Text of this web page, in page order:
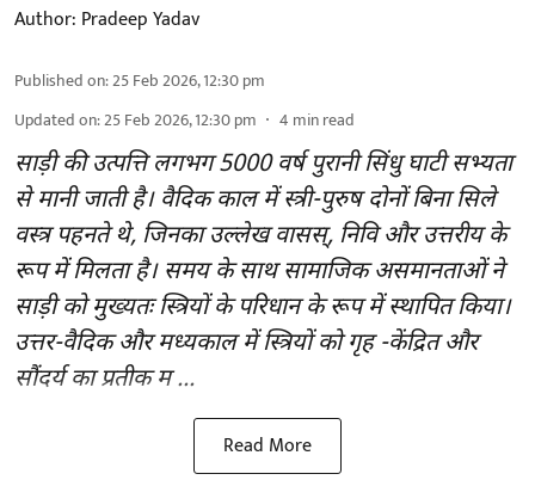
Author: Pradeep Yadav
Published on:25 Feb 2026, 12:30 pm
Updated on:25 Feb 2026, 12:30 pm 4 min read
साड़ी की उत्पत्ति लगभग 5000 वर्ष पुरानी सिंधु घाटी सभ्यता
से मानी जाती है। वैदिक काल में स्त्री-पुरुष दोनों बिना सिले
वस्त्र पहनते थे, जिनका उल्लेख वासस्, निवि और उत्तरीय के
रूप में मिलता है। समय के साथ सामाजिक असमानताओं ने
साड़ी को मुख्यतः स्त्रियों के परिधान के रूप में स्थापित किया।
उत्तर-वैदिक और मध्यकाल में स्त्रियों को गृह -केंद्रित और
सौंदर्य का प्रतीक म ...
Read More